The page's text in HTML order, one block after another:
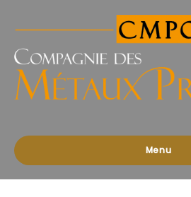
des
Précieux
l'Ouest
Menu